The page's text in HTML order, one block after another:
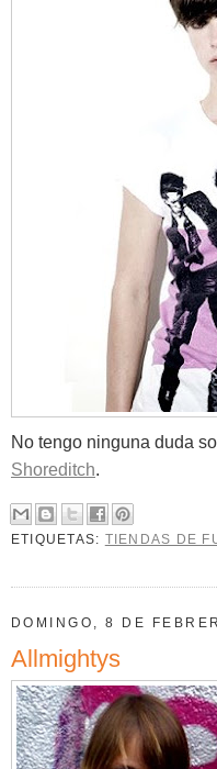
No tengo ninguna duda
Shoreditch.
ETIQUETAS: TIENDAS DE
DOMINGO, 8 DE
Allmightys